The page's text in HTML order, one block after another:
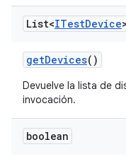
List<ITestDevice>
getDevices()
Devuelve la lista de
invocación.
boolean